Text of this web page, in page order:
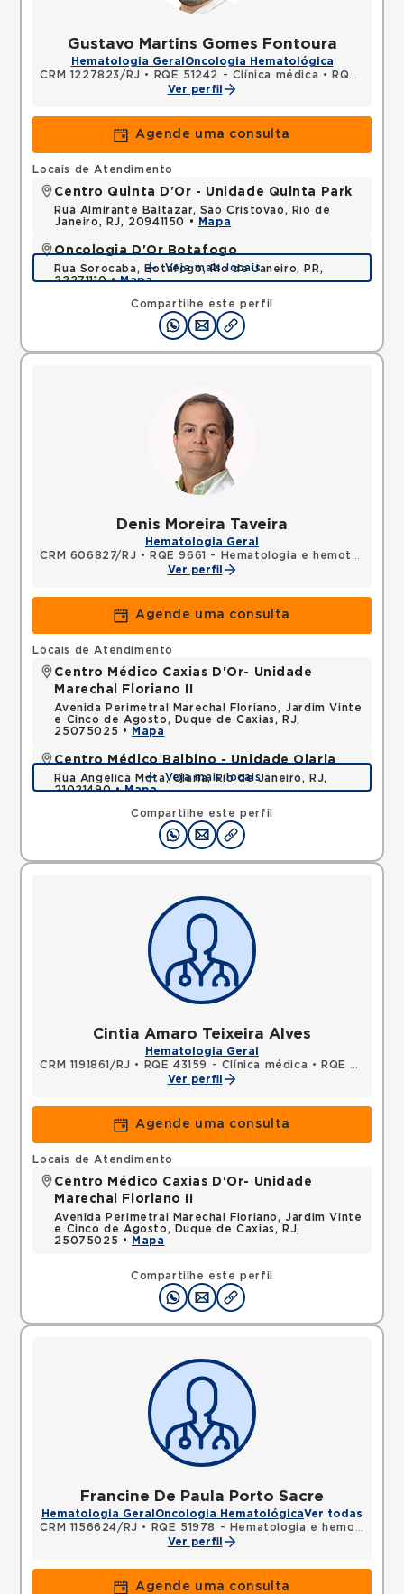
Gustavo Martins Gomes Fontoura
Hematologia Geral Oncologia Hematológica
CRM 1227823/RJ • RQE 51242 - Clínica médica •
RQE 52594 - Hematologia e hemoterapia
Ver perfil
Agende uma consulta
Compartilhe este perfil
Locais de Atendimento
Centro Quinta D'Or - Unidade Quinta Park
Rua Almirante Baltazar, Sao Cristovao, Rio de
Janeiro, RJ, 20941150 •
Mapa
Oncologia D'Or Botafogo
Rua Sorocaba, Botafogo, Rio de Janeiro, PR,
22271110 •Mapa
Veja mais locais
Denis Moreira Taveira
Hematologia Geral
CRM 606827/RJ •
RQE 9661 - Hematologia e hemoterapia
Ver perfil
Agende uma consulta
Compartilhe este perfil
Locais de Atendimento
Centro Médico Caxias D'Or- Unidade
Marechal Floriano II
Avenida Perimetral Marechal Floriano, Jardim Vinte
e Cinco de Agosto, Duque de Caxias, RJ,
25075025 •
Mapa
Centro Médico Balbino - Unidade Olaria
Rua Angelica Mota, Olaria, Rio de Janeiro, RJ,
21021490 •Mapa
Veja mais locais
Cintia Amaro Teixeira Alves
Hematologia Geral
CRM 1191861/RJ • RQE 43159 - Clínica médica •
RQE 48503 - Hematologia e hemoterapia
Ver perfil
Agende uma consulta
Compartilhe este perfil
Locais de Atendimento
Centro Médico Caxias D'Or- Unidade
Marechal Floriano II
Avenida Perimetral Marechal Floriano, Jardim Vinte
e Cinco de Agosto, Duque de Caxias, RJ,
25075025 •
Mapa
Francine De Paula Porto Sacre
Hematologia Geral Oncologia HematológicaVer todas
CRM 1156624/RJ •
RQE 51978 - Hematologia e hemoterapia
Ver perfil
Agende uma consulta